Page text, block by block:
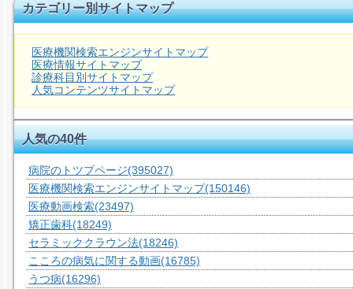
カテゴリー別サイトマップ
医療機関検索エンジンサイトマップ
医療情報サイトマップ
診療科目別サイトマップ
人気コンテンツサイトマップ
人気の40件
病院のトツプページ(395027)
医療機関検索エンジンサイトマップ(150146)
医療動画検索(23497)
矯正歯科(18249)
セラミッククラウン法(18246)
こころの病気に関する動画(16785)
うつ病(16296)